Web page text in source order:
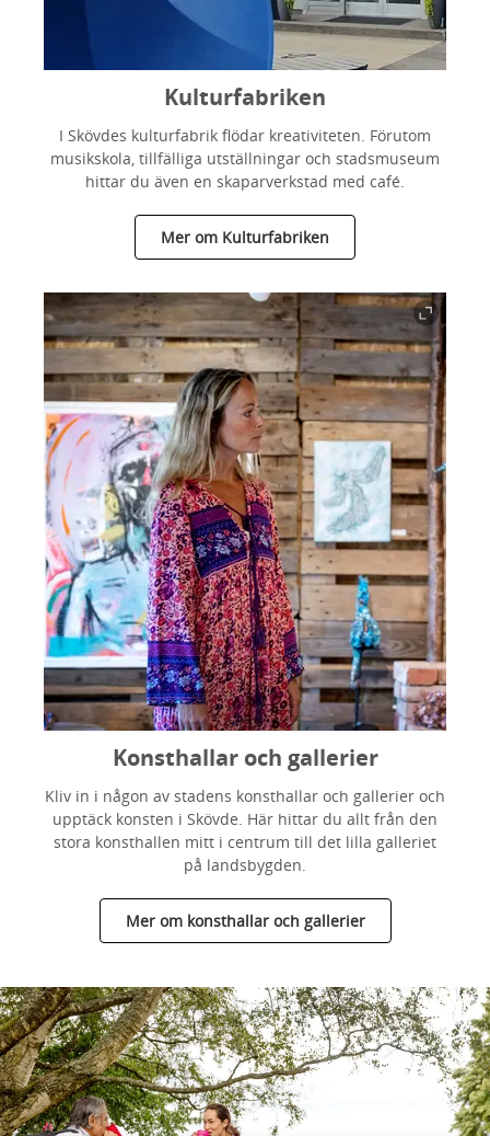
Kulturfabriken
I Skövdes kulturfabrik flödar kreativiteten. Förutom
musikskola, tillfälliga utställningar och stadsmuseum
hittar du även en skaparverkstad med café.
Mer om Kulturfabriken
Konsthallar och gallerier
Kliv in i någon av stadens konsthallar och gallerier och
upptäck konsten i Skövde. Här hittar du allt från den
stora konsthallen mitt i centrum till det lilla galleriet
på landsbygden.
Mer om konsthallar och gallerier